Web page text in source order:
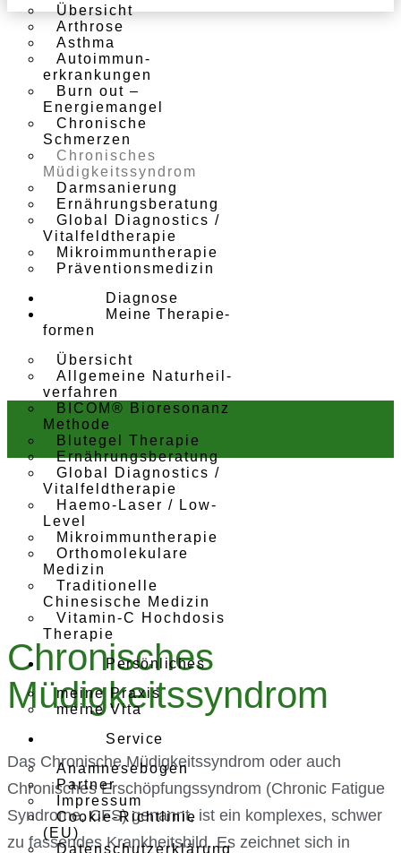
Übersicht
Arthrose
Asthma
Autoimmun­
erkrankungen
Burn out –
Energiemangel
Chronische
Schmerzen
Chronisches
Müdigkeits­syndrom
Darmsanierung
Ernährungs­beratung
Global Diagnostics /
Vitalfeld­therapie
Mikroimmun­therapie
Präventions­medizin
Diagnose
Meine Therapie­
formen
Übersicht
Allgemeine Naturheil­
verfahren
BICOM® Bioresonanz
Methode
Blutegel Therapie
Ernährungs­beratung
Global Diagnostics /
Vitalfeld­therapie
Haemo-Laser / Low-
Level
Mikroimmun­therapie
Ortho­molekulare
Medizin
Traditio­nelle
Chinesische Medizin
Vitamin-C Hochdosis
Therapie
Persönliches
meine Praxis
meine Vita
Service
Anamnesebogen
Partner
Impressum
Cookie-Richtlinie
(EU)
Datenschutzerklärung
Behandlungsschwerpunkt
Chronisches
Müdigkeitssyndrom
Das Chronische Müdigkeitssyndrom oder auch
Chronisches Erschöpfungssyndrom (Chronic Fatigue
Syndrome, CFS) genannt, ist ein komplexes, schwer
zu fassendes Krankheitsbild. Es zeichnet sich in